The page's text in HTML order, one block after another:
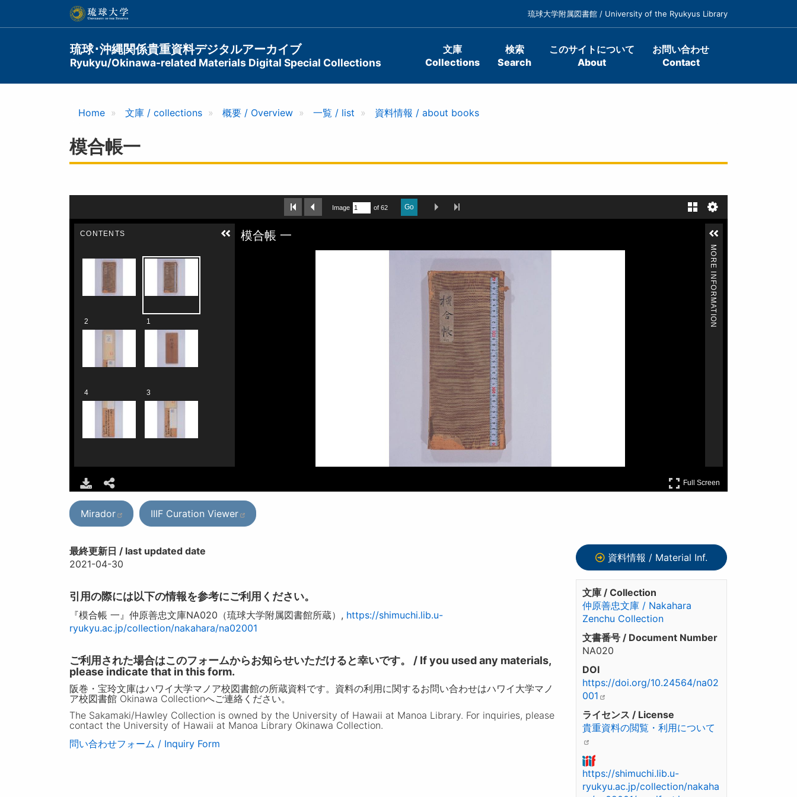
ン
琉球大学附属図書館 / University of the Ryukyus Library
琉球･沖縄関係貴重資料デジタルアーカイブ
Ryukyu/Okinawa-related Materials Digital Special Collections
Main
navigation
文庫
Collections
検索
Search
このサイトについて
About
お問い合わせ
Contact
Home 文庫 / collections 概要 / Overview 一覧 / list 資料情報 / about books
模合帳一
Mirador IIIF Curation Viewer
最終更新日 / last updated date
2021-04-30
引用の際には以下の情報を参考にご利用ください。
『模合帳 一』仲原善忠文庫NA020（琉球大学附属図書館所蔵）, https://shimuchi.lib.u-
ryukyu.ac.jp/collection/nakahara/na02001
ご利用された場合はこのフォームからお知らせいただけると幸いです。 / If you used any materials,
please indicate that in this form.
阪巻・宝玲文庫はハワイ大学マノア校図書館の所蔵資料です。資料の利用に関するお問い合わせはハワイ大学マノ
ア校図書館 Okinawa Collectionへご連絡ください。
The Sakamaki/Hawley Collection is owned by the University of Hawaii at Manoa Library. For inquiries, please
contact the University of Hawaii at Manoa Library Okinawa Collection.
問い合わせフォーム / Inquiry Form
資料情報 / Material Inf.
文庫 / Collection
仲原善忠文庫 / Nakahara
Zenchu Collection
文書番号 / Document Number
NA020
DOI
https://doi.org/10.24564/na02
001
ライセンス / License
貴重資料の閲覧・利用について
https://shimuchi.lib.u-
ryukyu.ac.jp/collection/nakaha